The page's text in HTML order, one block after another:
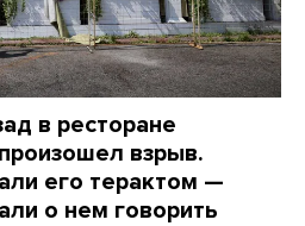
в ресторане
взрыв.
его терактом —
о нем говорить